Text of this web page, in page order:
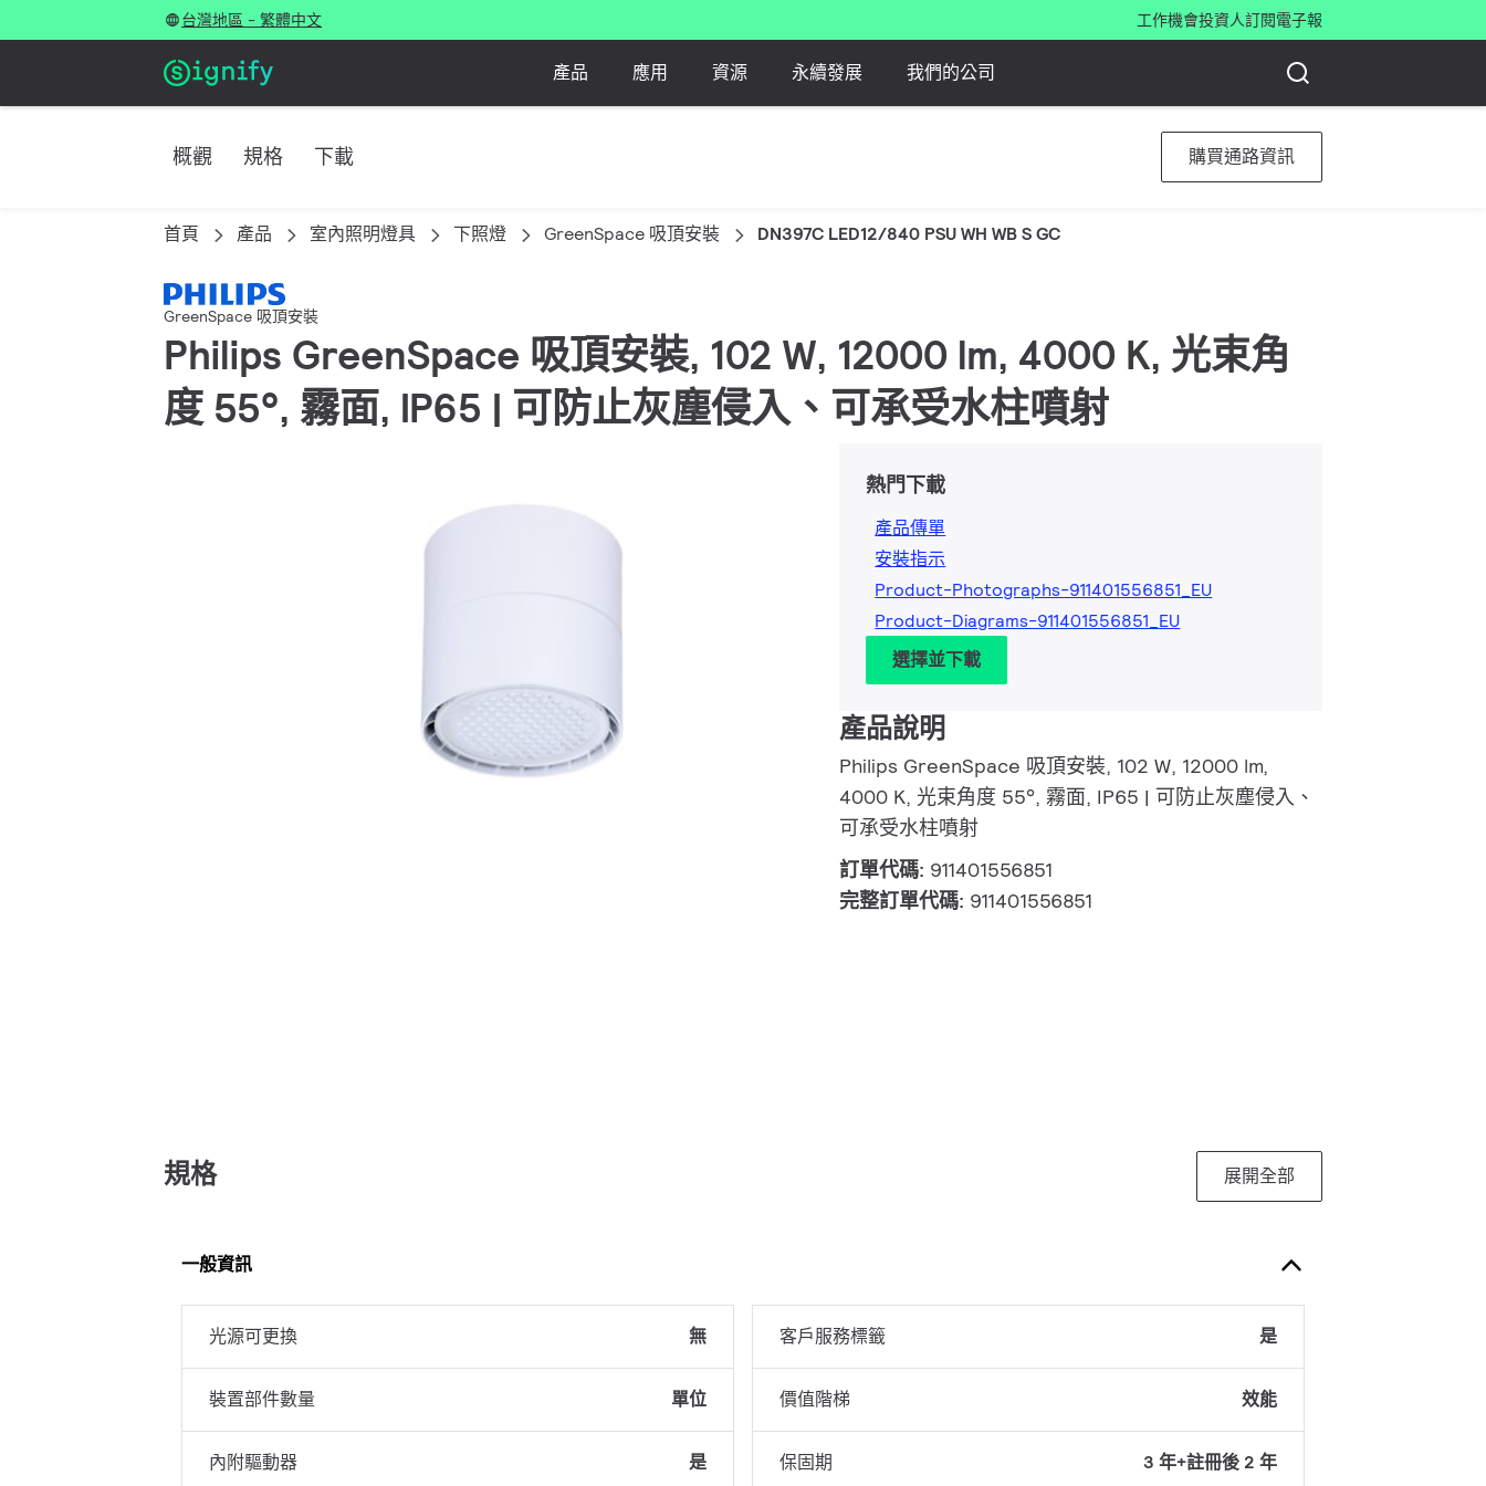
台灣地區 - 繁體中文 工作機會投資人訂閱電子報
產品 應用 資源 永續發展 我們的公司
概觀 規格 下載 購買通路資訊
首頁 產品 室內照明燈具 下照燈 GreenSpace 吸頂安裝 DN397C LED12/840 PSU WH WB S GC
GreenSpace 吸頂安裝
Philips GreenSpace 吸頂安裝, 102 W, 12000 lm, 4000 K, 光束角
度 55°, 霧面, IP65 | 可防止灰塵侵入、可承受水柱噴射
熱門下載
產品傳單
安裝指示
Product-Photographs-911401556851_EU
Product-Diagrams-911401556851_EU
選擇並下載
產品說明
Philips GreenSpace 吸頂安裝, 102 W, 12000 lm,
4000 K, 光束角度 55°, 霧面, IP65 | 可防止灰塵侵入、
可承受水柱噴射
訂單代碼: 911401556851
完整訂單代碼: 911401556851
規格 展開全部
一般資訊
光源可更換 無
裝置部件數量 單位
內附驅動器 是
客戶服務標籤 是
價值階梯 效能
保固期 3 年+註冊後 2 年